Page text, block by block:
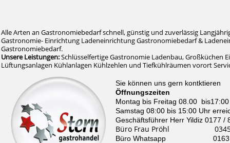
Alle Arten an Gastronomiebedarf schnell, günstig und zuverlässig
Gastronomie- Einrichtung Ladeneinrichtung Gastronomiebedarf &
Gastronomiebedarf.
Unsere Leistungen:Schlüsselfertige Gastronomie Ladenbau, Großküchen
Lüftungsanlagen Kühlanlagen Kühlzehlen und Tiefkühlräumen vorort
Sie können uns gern kontktieren
Öffnungszeiten
Montag bis Freitag 08.00
Samstag 08:00 bis 15:00 Uhr
Geschäftsführer Herr Yildiz 0177 /
Büro Frau Pröhl 0345 /
Büro Whatsapp 0163 /